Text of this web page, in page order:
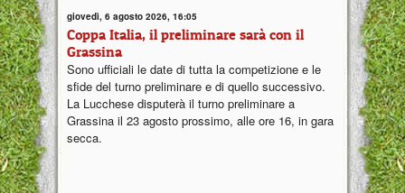
giovedì, 6 agosto 2026, 16:05
Coppa Italia, il preliminare sarà con il
Grassina
Sono ufficiali le date di tutta la competizione e le
sfide del turno preliminare e di quello successivo.
La Lucchese disputerà il turno preliminare a
Grassina il 23 agosto prossimo, alle ore 16, in gara
secca.